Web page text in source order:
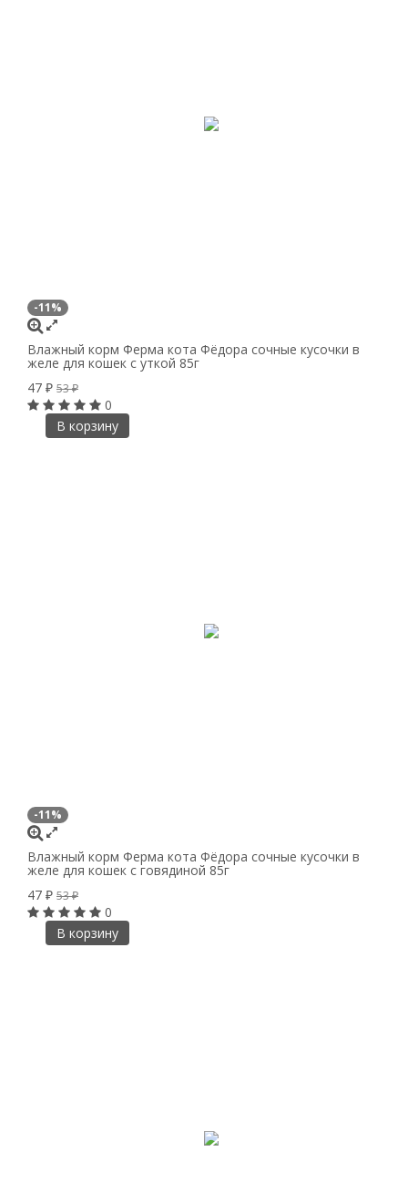
-11%
Влажный корм Ферма кота Фёдора сочные кусочки в
желе для кошек с уткой 85г
47 ₽ 53₽
0
В корзину
-11%
Влажный корм Ферма кота Фёдора сочные кусочки в
желе для кошек с говядиной 85г
47 ₽ 53₽
0
В корзину